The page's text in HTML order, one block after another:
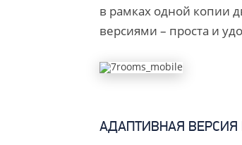
в рамках одной копии
версиями – проста и
АДАПТИВНАЯ ВЕРСИЯ